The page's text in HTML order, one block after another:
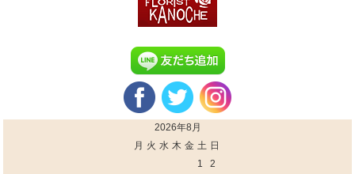
2026年8月
月 火 水 木 金 土 日
1
2